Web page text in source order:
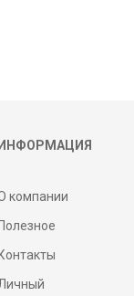
ИНФОРМАЦИЯ
компании
Полезное
Контакты